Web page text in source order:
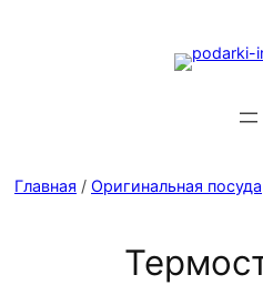
Главная / Оригинальная посуда